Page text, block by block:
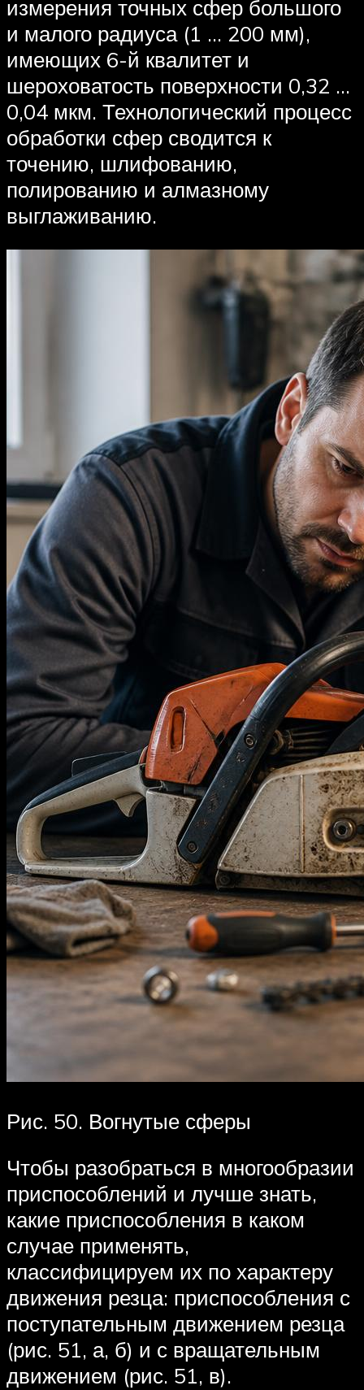
измерения точных сфер большого
и малого радиуса (1 … 200 мм),
имеющих 6-й квалитет и
шероховатость поверхности 0,32 …
0,04 мкм. Технологический процесс
обработки сфер сводится к
точению, шлифованию,
полированию и алмазному
выглаживанию.
Рис. 50. Вогнутые сферы
Чтобы разобраться в многообразии
приспособлений и лучше знать,
какие приспособления в каком
случае применять,
классифицируем их по характеру
движения резца: приспособления с
поступательным движением резца
(рис. 51, а, б) и с вращательным
движением (рис. 51, в).